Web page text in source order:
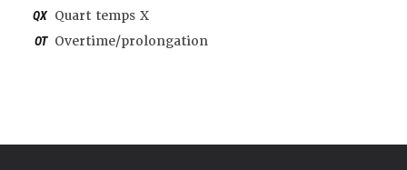
QX Quart temps X
OT Overtime/prolongation